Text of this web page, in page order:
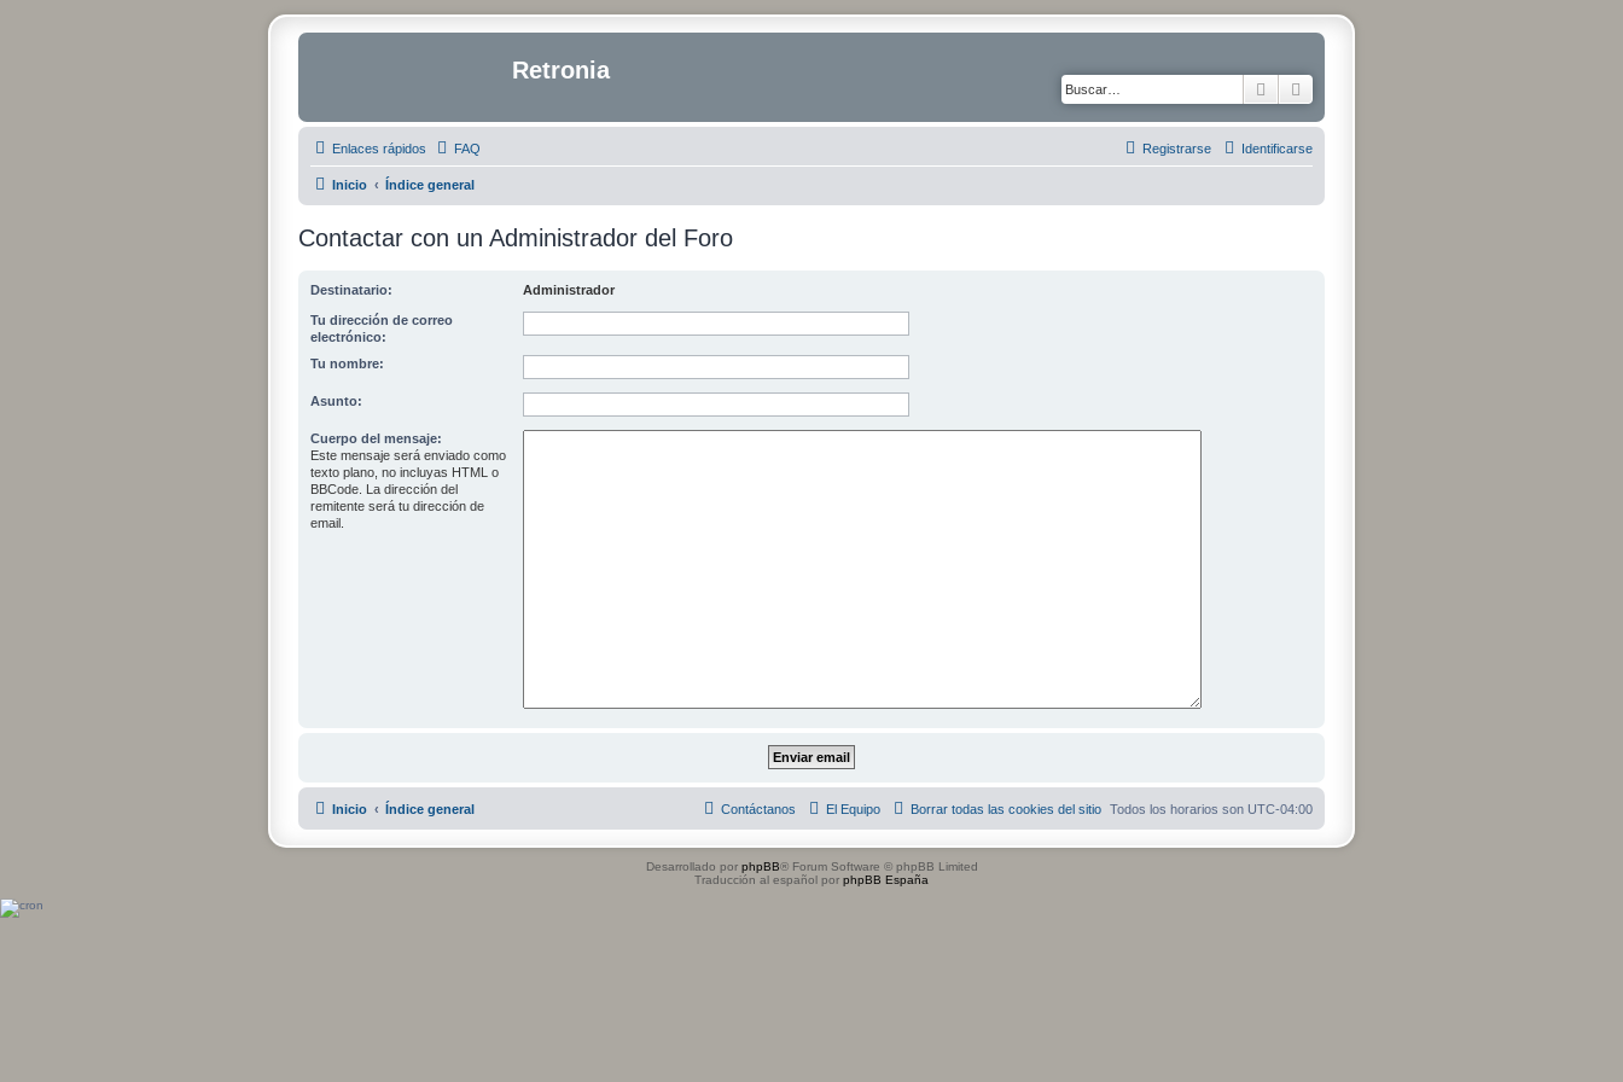
Retronia
Buscar
Enlaces rápidos FAQ Identificarse
Registrarse
Inicio Índice general
Contactar con un Administrador del Foro
Destinatario: Administrador
Tu dirección de correo
electrónico:
Tu nombre:
Asunto:
Cuerpo del mensaje:
Este mensaje será enviado como
texto plano, no incluyas HTML o
BBCode. La dirección del
remitente será tu dirección de
email.
Inicio Índice general Todos los horarios son UTC-04:00
Borrar todas las cookies del sitio
El Equipo
Contáctanos
Desarrollado por phpBB® Forum Software © phpBB Limited
Traducción al español por phpBB España